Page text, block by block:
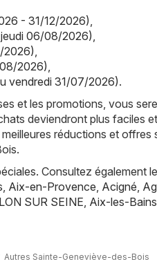
- 31/12/2026)
06/08/2026)
2026)
2026)
vendredi 31/07/2026).
et les promotions, vous
deviendront plus faciles
réductions et offres
Consultez également
Aix-en-Provence Acigné
SUR SEINE Aix-les-Bains
Autres Sainte-Geneviève-des-Bois